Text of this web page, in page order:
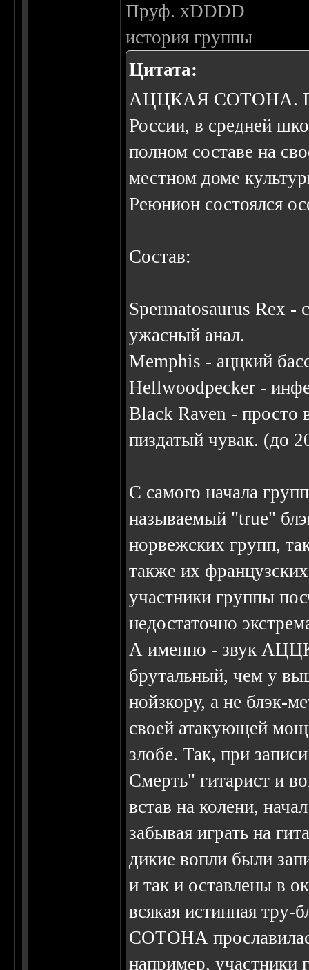
Пруф. xDDDD
история группы
Цитата:
АЦЦКАЯ СОТОHА.
России, в средней
полном составе на
местном доме
Реюнион состоялся
Состав:
Spermatosaurus Rex -
ужасный анал.
Memphis - аццкий
Hellwoodpecker -
Black Raven - просто
пиздатый чувак. (до
С самого начала
называемый "true"
норвежских групп,
также их
участники группы
недостаточно
А именно - звук
брутальный, чем у
нойзкору, а не блэк-
своей атакующей
злобе. Так, при
Смерть" гитарист и
встав на колени,
забывая играть на
дикие вопли были
и так и оставлены в
всякая истинная
СОТОHА
например, участники